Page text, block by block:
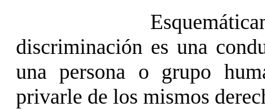
discriminación es una
una persona o grupo
privarle de los mismos